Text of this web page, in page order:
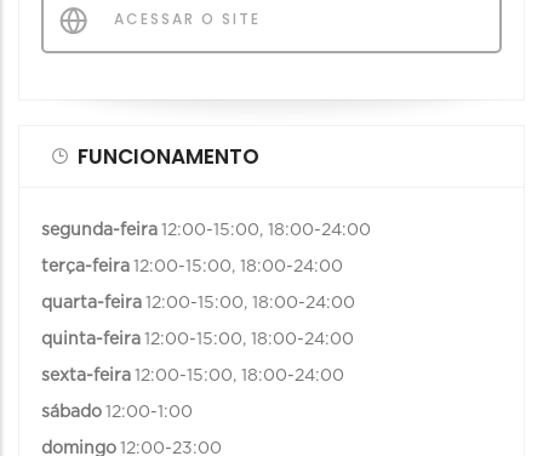
ACESSAR O SITE
FUNCIONAMENTO
segunda-feira 12:00-15:00, 18:00-24:00
terça-feira 12:00-15:00, 18:00-24:00
quarta-feira 12:00-15:00, 18:00-24:00
quinta-feira 12:00-15:00, 18:00-24:00
sexta-feira 12:00-15:00, 18:00-24:00
sábado 12:00-1:00
domingo 12:00-23:00